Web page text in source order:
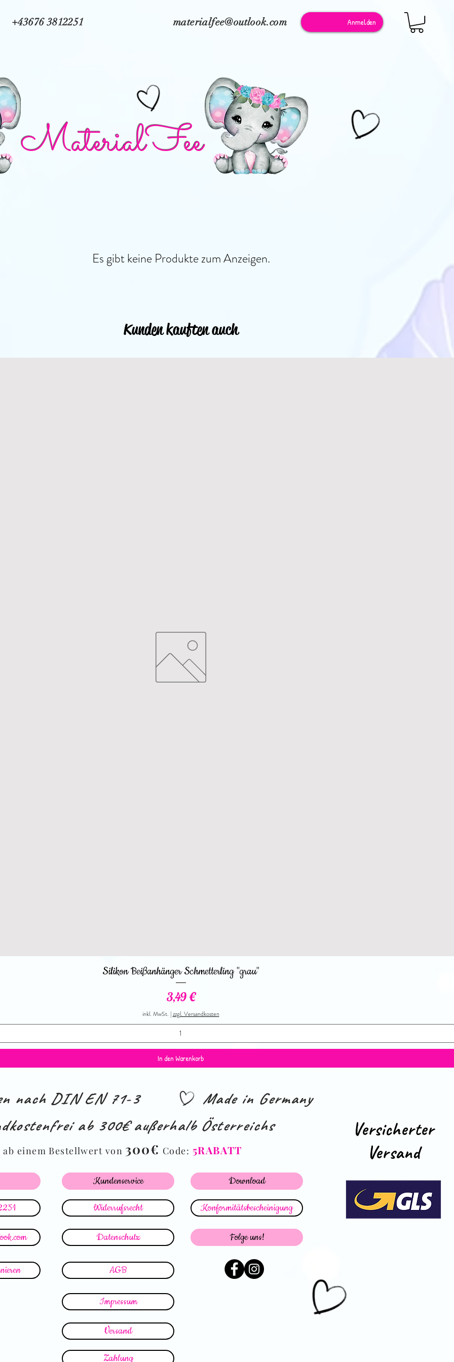
+43676 3812251 materialfee@outlook.com Anmelden
MaterialFee
Es gibt keine Produkte zum Anzeigen.
Kunden kauften auch
Schnellansicht
Silikon Beißanhänger Schmetterling "grau"
Preis
3,49 €
inkl. MwSt. |zzgl. Versandkosten
In den Warenkorb
nach DIN EN 71-3
Made in Germany
ab 300€ außerhalb Österreichs
ab einem Bestellwert von 300€ Code: 5RABATT
Kundenservice
Widerrufsrecht
Datenschutz
Download
Konformitätsbescheinigung
Folge uns!
Versicherter
Versand
AGB
Impressum
Versand
Zahlung